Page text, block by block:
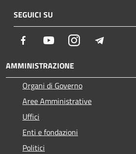
SEGUICI SU
Facebook YoutubeInstagram
AMMINISTRAZIONE
Organi di Governo
Aree Amministrative
Uffici
Enti e fondazioni
Politici